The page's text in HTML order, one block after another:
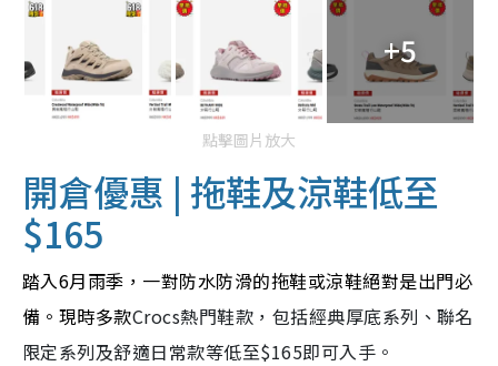
+5
點擊圖片放大
開倉優惠 | 拖鞋及涼鞋低至
$165
踏入6月雨季，一對防水防滑的拖鞋或涼鞋絕對是出門必
備。現時多款Crocs熱門鞋款，包括經典厚底系列、聯名
限定系列及舒適日常款等低至$165即可入手。